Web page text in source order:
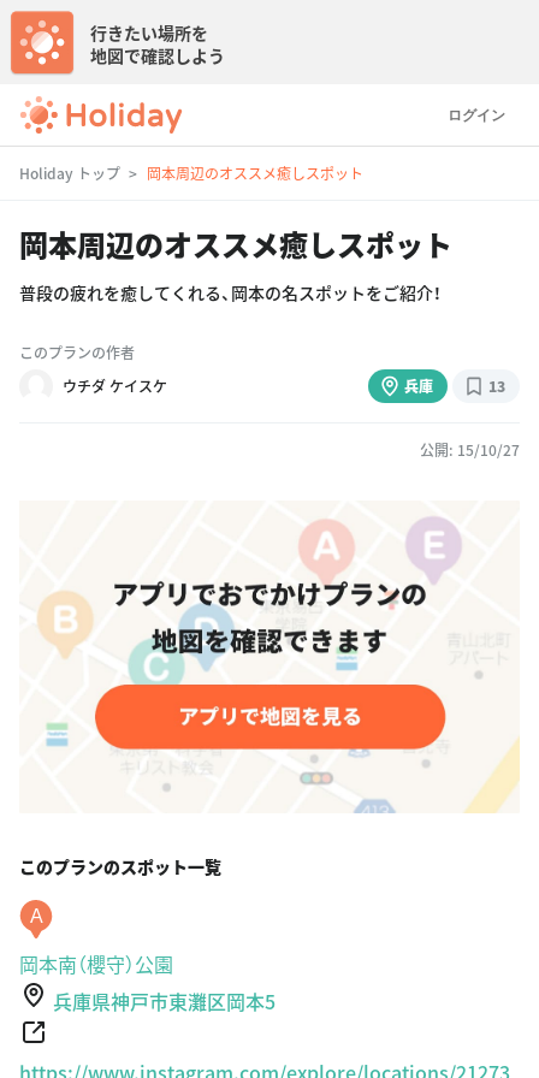
ログイン
行きたい場所を
地図で確認しよう
Holiday トップ 岡本周辺のオススメ癒しスポット
岡本周辺のオススメ癒しスポット
普段の疲れを癒してくれる、岡本の名スポットをご紹介！
このプランの作者
ウチダ ケイスケ
兵庫 13
公開: 15/10/27
このプランのスポット一覧
A
岡本南（櫻守）公園
兵庫県神戸市東灘区岡本5
https://www.instagram.com/explore/locations/21273